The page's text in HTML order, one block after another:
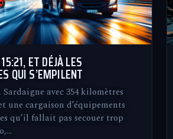
ET DÉJÀ LES
QUI S’EMPILENT
avec 354 kilomètres
une cargaison d’équipements
qu’il fallait pas secouer trop